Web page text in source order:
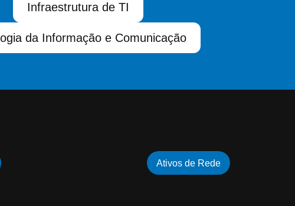
Infraestrutura de TI
da Informação e Comunicação
Ativos de Rede